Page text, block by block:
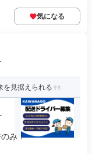
気になる
を見据えられる
み！